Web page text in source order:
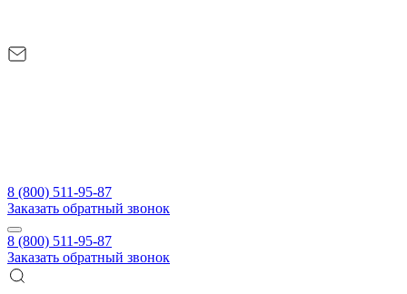
8 (800) 511-95-87
Заказать обратный звонок
8 (800) 511-95-87
Заказать обратный звонок